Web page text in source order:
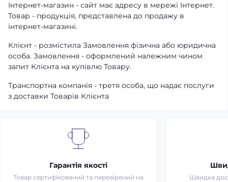
Інтернет-магазин - сайт має адресу в мережі Інтернет.
Товар - продукція, представлена ​​до продажу в
інтернет-магазині.
Клієнт - розмістила Замовлення фізична або юридична
особа. Замовлення - оформлений належним чином
запит Клієнта на купівлю Товару.
Транспортна компанія - третя особа, що надає послуги
з доставки Товарів Клієнта
Гарантія якості
Товар сертифікований та перевірений на
Швидка